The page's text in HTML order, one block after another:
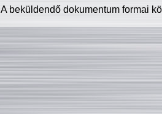
A beküldendő dokumentum formai